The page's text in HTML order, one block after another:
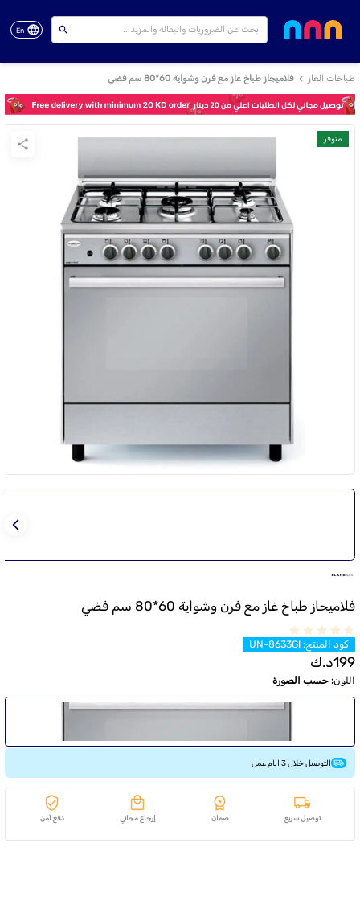
En
طباخات الغاز فلاميجاز طباخ غاز مع فرن وشواية 60*80 سم فضي
متوفر
فلاميجاز طباخ غاز مع فرن وشواية 60*80 سم فضي
كود المنتج:
UN-8633GI
199د.ك
اللون: حسب الصورة
التوصيل خلال 3 ايام عمل
توصيل سريع ضمان إرجاع مجاني دفع آمن